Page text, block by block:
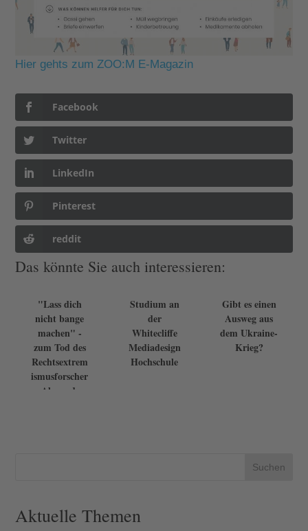
Hier gehts zum ZOO:M E-Magazin
Facebook
Twitter
LinkedIn
Pinterest
reddit
Das könnte Sie auch interessieren:
"Lass dich
nicht bange
machen" -
zum Tod des
Rechtsextrem
ismusforscher
s Alexander
Studium an
der
Whitecliffe
Mediadesign
Hochschule
Gibt es einen
Ausweg aus
dem Ukraine-
Krieg?
Suchen
Aktuelle Themen